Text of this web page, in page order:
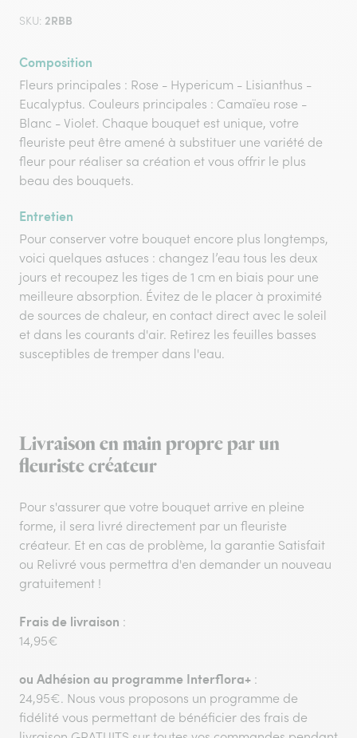
SKU: 2RBB
Composition
Fleurs principales : Rose - Hypericum - Lisianthus -
Eucalyptus. Couleurs principales : Camaïeu rose -
Blanc - Violet. Chaque bouquet est unique, votre
fleuriste peut être amené à substituer une variété de
fleur pour réaliser sa création et vous offrir le plus
beau des bouquets.
Entretien
Pour conserver votre bouquet encore plus longtemps,
voici quelques astuces : changez l’eau tous les deux
jours et recoupez les tiges de 1 cm en biais pour une
meilleure absorption. Évitez de le placer à proximité
de sources de chaleur, en contact direct avec le soleil
et dans les courants d'air. Retirez les feuilles basses
susceptibles de tremper dans l'eau.
Livraison en main propre par un
fleuriste créateur
Pour s'assurer que votre bouquet arrive en pleine
forme, il sera livré directement par un fleuriste
créateur. Et en cas de problème, la garantie Satisfait
ou Relivré vous permettra d'en demander un nouveau
gratuitement !
Frais de livraison :
14,95€
ou Adhésion au programme Interflora+ :
24,95€. Nous vous proposons un programme de
fidélité vous permettant de bénéficier des frais de